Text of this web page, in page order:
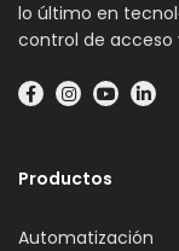
lo último en
control de acceso
Productos
Automatización